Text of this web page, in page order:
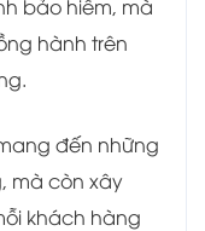
bảo hiểm, mà
hành trên
đến những
mà còn xây
khách hàng